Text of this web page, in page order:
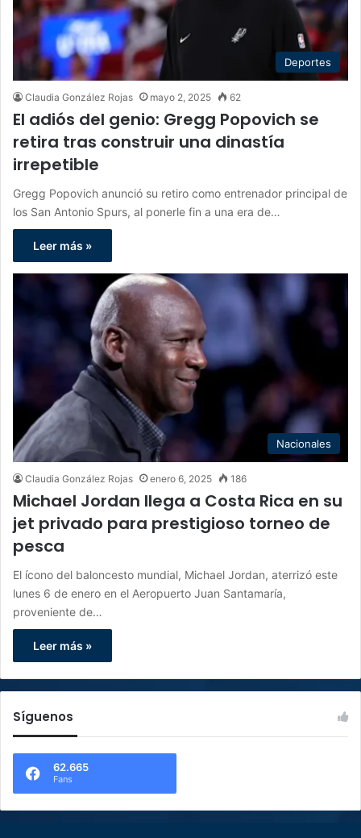
Deportes
Claudia González Rojas mayo 2, 2025 62
El adiós del genio: Gregg Popovich se
retira tras construir una dinastía
irrepetible
Gregg Popovich anunció su retiro como entrenador principal de
los San Antonio Spurs, al ponerle fin a una era de…
Leer más »
Nacionales
Claudia González Rojas enero 6, 2025 186
Michael Jordan llega a Costa Rica en su
jet privado para prestigioso torneo de
pesca
El ícono del baloncesto mundial, Michael Jordan, aterrizó este
lunes 6 de enero en el Aeropuerto Juan Santamaría,
proveniente de…
Leer más »
Síguenos
62.665
Fans